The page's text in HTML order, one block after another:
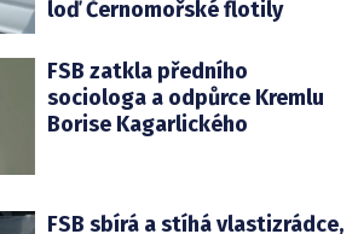
loď Černomořské flotily
FSB zatkla předního
sociologa a odpůrce Kremlu
Borise Kagarlického
FSB sbírá a stíhá vlastizrádce,